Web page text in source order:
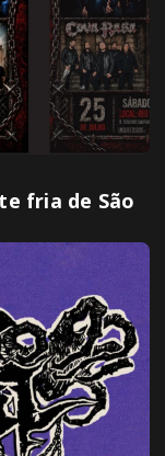
fria de São